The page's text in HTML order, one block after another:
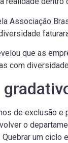
Associação
que as
com
de exclusão
o
um